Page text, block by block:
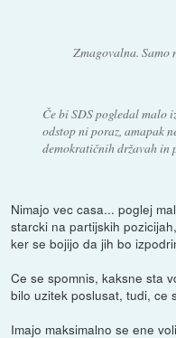
Zmagovalna. Samo
Če bi SDS pogledal malo
odstop ni poraz, amapak
demokratičnih državah in
Nimajo vec casa... poglej
starcki na partijskih
ker se bojijo da jih bo
Ce se spomnis, kaksne sta
bilo uzitek poslusat, tudi, ce
Imajo maksimalno se ene